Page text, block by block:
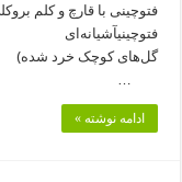
ادامه نوشته »